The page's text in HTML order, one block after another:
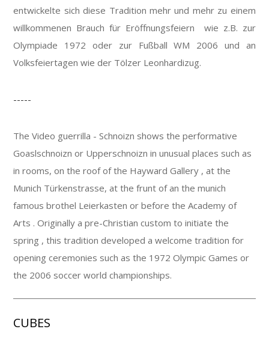
entwickelte sich diese Tradition mehr und mehr zu einem
willkommenen Brauch für Eröffnungsfeiern wie z.B. zur
Olympiade 1972 oder zur Fußball WM 2006 und an
Volksfeiertagen wie der Tölzer Leonhardizug.
-----
The Video guerrilla - Schnoizn shows the performative
Goaslschnoizn or Upperschnoizn in unusual places such as
in rooms, on the roof of the Hayward Gallery , at the
Munich Türkenstrasse, at the frunt of an the munich
famous brothel Leierkasten or before the Academy of
Arts . Originally a pre-Christian custom to initiate the
spring , this tradition developed a welcome tradition for
opening ceremonies such as the 1972 Olympic Games or
the 2006 soccer world championships.
CUBES